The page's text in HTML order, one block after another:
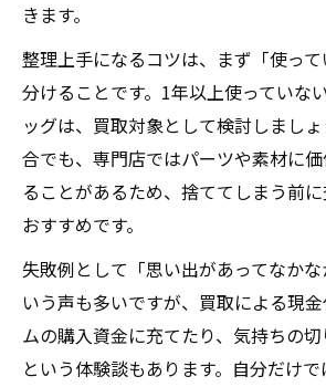
きます。
整理上手になるコツは、まず「使っ
分けることです。1年以上使っていな
ッグは、買取対象として検討しまし
合でも、専門店ではパーツや素材に
ることがあるため、捨ててしまう前
おすすめです。
失敗例として「思い出があってなか
いう声も多いですが、買取による現
ムの購入資金に充てたり、気持ちの
という体験談もあります。自分だけ